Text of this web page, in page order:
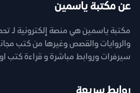
عن مكتبة ياسمين
مكتبة ياسمين هي منصة إلكترونية لـ
سيرفرات وروابط مباشرة و قراءة كتب